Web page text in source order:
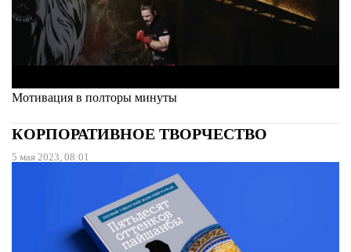
Мотивация в полторы минуты
КОРПОРАТИВНОЕ ТВОРЧЕСТВО
5 мая 2023, 08:01